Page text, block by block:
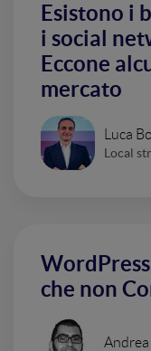
Esistono i
i social
Eccone
mercato
Luca
Local
che non